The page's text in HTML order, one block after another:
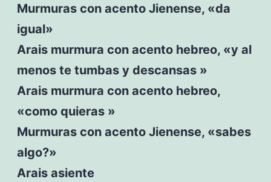
Murmuras con acento Jienense, «da
igual»
Arais murmura con acento hebreo, «y al
menos te tumbas y descansas »
Arais murmura con acento hebreo,
«como quieras »
Murmuras con acento Jienense, «sabes
algo?»
Arais asiente